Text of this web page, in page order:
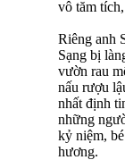
vô tăm
Riêng anh
Sạng bị
vườn rau
nấu rượu
nhất định
những
kỷ niệm,
hương.